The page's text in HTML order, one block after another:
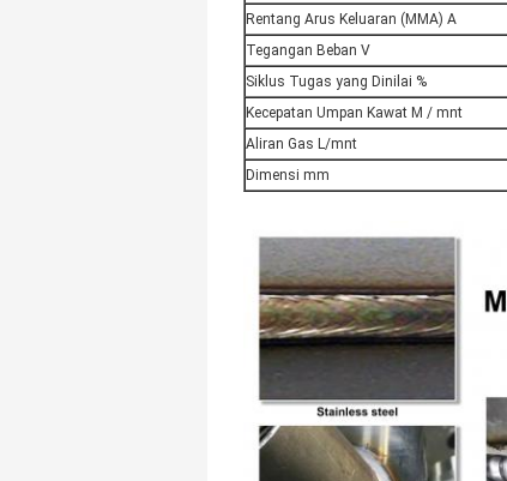
Rentang Arus Keluaran (MMA) A
Tegangan Beban V
Siklus Tugas yang Dinilai %
Kecepatan Umpan Kawat M / mnt
Aliran Gas L/mnt
Dimensi mm